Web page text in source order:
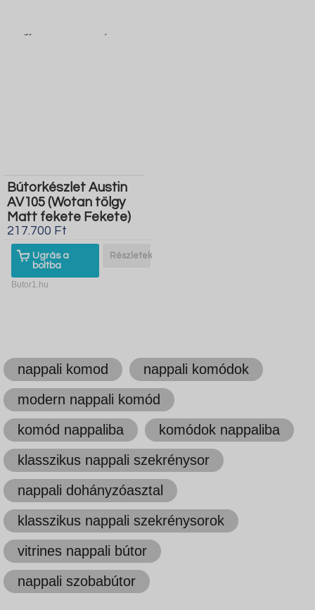
Bútorkészlet Austin
AV105 (Wotan tölgy
Matt fekete Fekete)
217.700 Ft
Ugrás a
boltba
Részletek
Butor1.hu
nappali komod
nappali komódok
modern nappali komód
komód nappaliba
komódok nappaliba
klasszikus nappali szekrénysor
nappali dohányzóasztal
klasszikus nappali szekrénysorok
vitrines nappali bútor
nappali szobabútor